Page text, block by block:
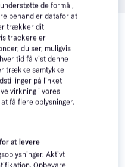
der matcher dine
de formål,
behandler datafor at
trækker dit
trackere er
du ser, muligvis
tid få vist denne
trække samtykke
på linket
virkning i vores
få flere oplysninger.
at levere
Aktivt